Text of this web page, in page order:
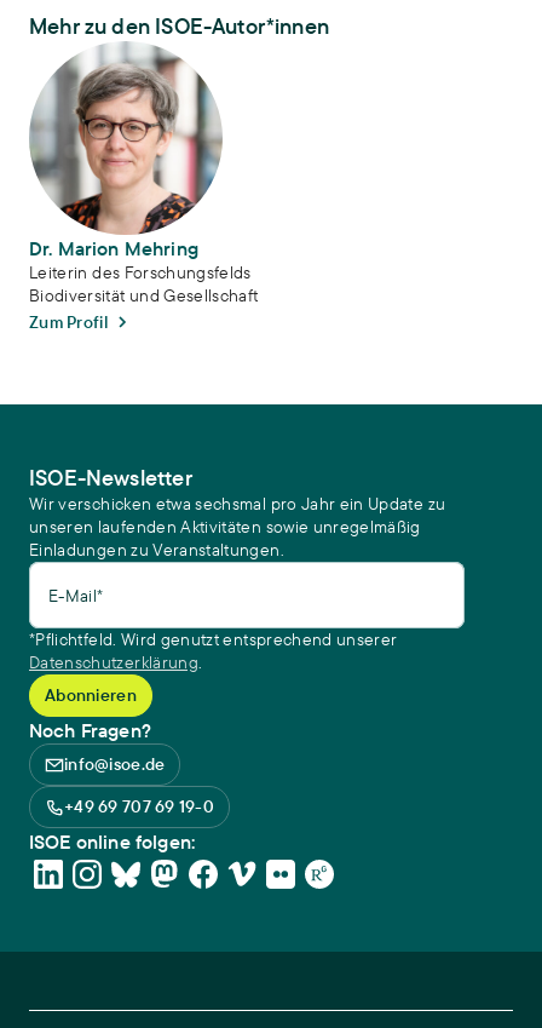
Mehr zu den ISOE-Autor*innen
Dr. Marion Mehring
Dr. Marion Mehring
Leiterin des Forschungsfelds
Biodiversität und Gesellschaft
Zum Profil
ISOE-Newsletter
Wir verschicken etwa sechsmal pro Jahr ein Update zu
unseren laufenden Aktivitäten sowie unregelmäßig
Einladungen zu Veranstaltungen.
E-Mail*
*Pflichtfeld. Wird genutzt entsprechend unserer
Datenschutzerklärung.
Noch Fragen?
info@isoe.de
+49 69 707 69 19-0
ISOE online folgen: